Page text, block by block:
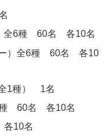
）全6種 60名 各10名
ー）全6種 60名 各10
1種） 1名
種 60名 各10名
10名